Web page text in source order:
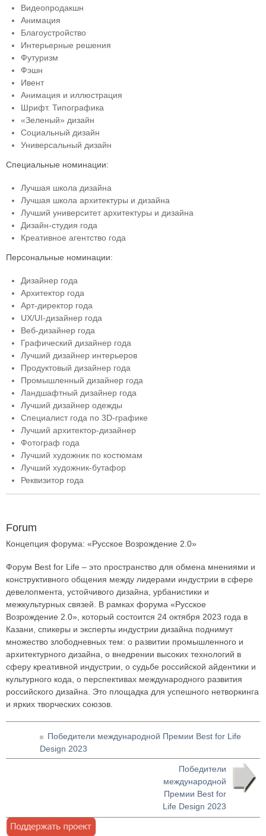
Видеопродакшн
Анимация
Благоустройство
Интерьерные решения
Футуризм
Фэшн
Ивент
Анимация и иллюстрация
Шрифт. Типографика
«Зеленый» дизайн
Социальный дизайн
Универсальный дизайн
Специальные номинации:
Лучшая школа дизайна
Лучшая школа архитектуры и дизайна
Лучший университет архитектуры и дизайна
Дизайн-студия года
Креативное агентство года
Персональные номинации:
Дизайнер года
Архитектор года
Арт-директор года
UX/UI-дизайнер года
Веб-дизайнер года
Графический дизайнер года
Лучший дизайнер интерьеров
Продуктовый дизайнер года
Промышленный дизайнер года
Ландшафтный дизайнер года
Лучший дизайнер одежды
Специалист года по 3D-графике
Лучший архитектор-дизайнер
Фотограф года
Лучший художник по костюмам
Лучший художник-бутафор
Реквизитор года
Forum
Концепция форума: «Русское Возрождение 2.0»
Форум Best for Life – это пространство для обмена мнениями и
конструктивного общения между лидерами индустрии в сфере
девелопмента, устойчивого дизайна, урбанистики и
межкультурных связей. В рамках форума «Русское
Возрождение 2.0», который состоится 24 октября 2023 года в
Казани, спикеры и эксперты индустрии дизайна поднимут
множество злободневных тем: о развитии промышленного и
архитектурного дизайна, о внедрении высоких технологий в
сферу креативной индустрии, о судьбе российской айдентики и
культурного кода, о перспективах международного развития
российского дизайна. Это площадка для успешного нетворкинга
и ярких творческих союзов.
Победители международной Премии Best for Life
Design 2023
Победители
международной
Премии Best for
Life Design 2023